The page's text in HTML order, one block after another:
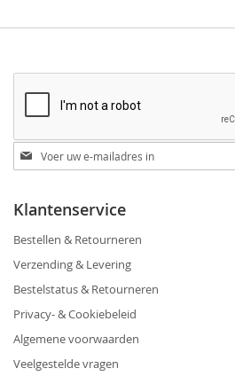
Blijf
op
hoogte
Klantenservice
Bestellen & Retourneren
Verzending & Levering
Bestelstatus & Retourneren
Privacy- & Cookiebeleid
Algemene voorwaarden
Veelgestelde vragen